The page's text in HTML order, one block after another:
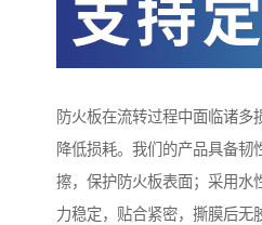
防火板在流转过程中面临诸多
降低损耗。我们的产品具备韧
擦，保护防火板表面；采用水
力稳定，贴合紧密，撕膜后无